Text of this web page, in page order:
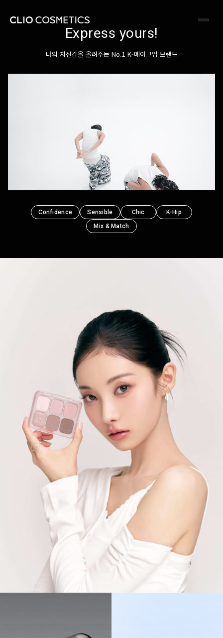
컬러로 누구나 쉽고 간편하게 프로페셔널 메이크업을 가능하게 해줍니다.
Express yours!
나의 자신감을 올려주는 No.1 K-메이크업 브랜드
Confidence Sensible Chic
K-Hip
Mix & Match